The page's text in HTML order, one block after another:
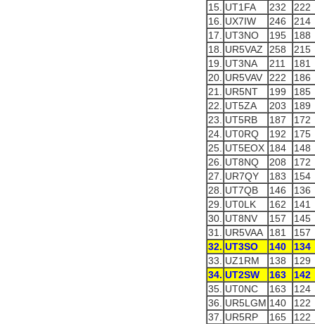
15. UT1FA 232
222
16.
UX7IW 246
214
17.
UT3NO 195
188
18.
UR5VAZ 258
215
19.
UT3NA 211
181
20. UR5VAV 222
186
21.
UR5NT 199
185
22.
UT5ZA 203
189
23.
UT5RB 187
172
24. UT0RQ 192
175
25. UT5EOX 184
148
26.
UT8NQ 208
172
27.
UR7QY 183
154
28.
UT7QB 146
136
29.
UT0LK 162
141
30. UT8NV 157
145
31.
UR5VAA 181
157
32. UT3SO 140
134
33.
UZ1RM 138
129
34. UT2SW 163
142
35. UT0NC 163
124
36.
UR5LGM 140
122
37.
UR5RP 165
122